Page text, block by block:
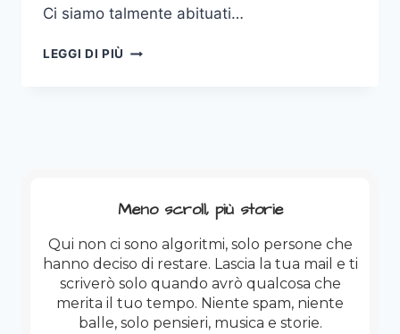
Ci siamo talmente abituati…
LEGGI DI PIÙ L’ARTE
RICORDARE)
Meno scroll, più storie
Qui non ci sono algoritmi, solo persone che
hanno deciso di restare. Lascia la tua mail e ti
scriverò solo quando avrò qualcosa che
merita il tuo tempo. Niente spam, niente
balle, solo pensieri, musica e storie.